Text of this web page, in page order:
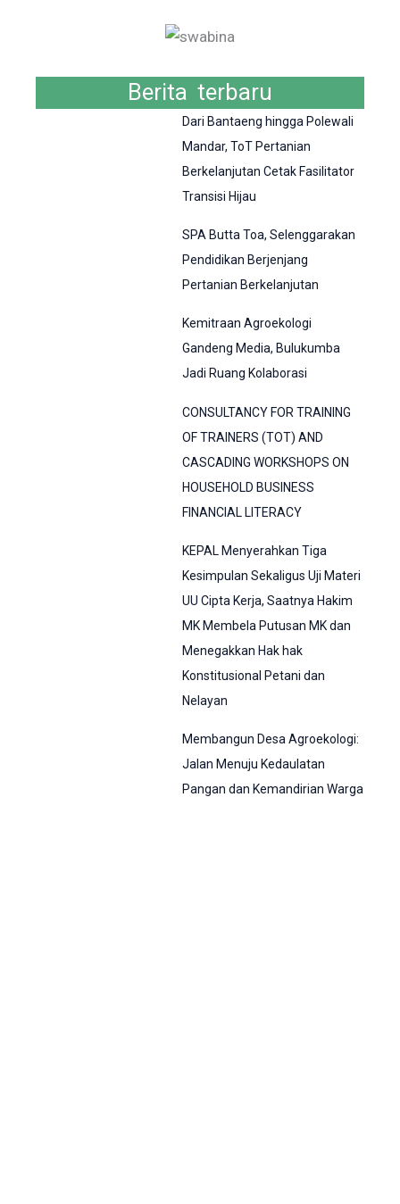
Berita terbaru
Dari Bantaeng hingga Polewali
Mandar, ToT Pertanian
Berkelanjutan Cetak Fasilitator
Transisi Hijau
SPA Butta Toa, Selenggarakan
Pendidikan Berjenjang
Pertanian Berkelanjutan
Kemitraan Agroekologi
Gandeng Media, Bulukumba
Jadi Ruang Kolaborasi
CONSULTANCY FOR TRAINING
OF TRAINERS (TOT) AND
CASCADING WORKSHOPS ON
HOUSEHOLD BUSINESS
FINANCIAL LITERACY
KEPAL Menyerahkan Tiga
Kesimpulan Sekaligus Uji Materi
UU Cipta Kerja, Saatnya Hakim
MK Membela Putusan MK dan
Menegakkan Hak hak
Konstitusional Petani dan
Nelayan
Membangun Desa Agroekologi:
Jalan Menuju Kedaulatan
Pangan dan Kemandirian Warga